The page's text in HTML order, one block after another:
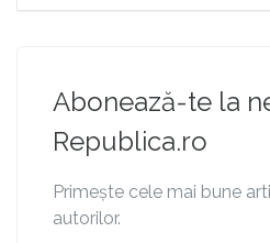
Abonează-te la
Republica.ro
Primește cele mai bune
autorilor.